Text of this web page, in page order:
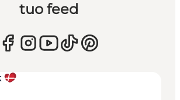
tuo feed